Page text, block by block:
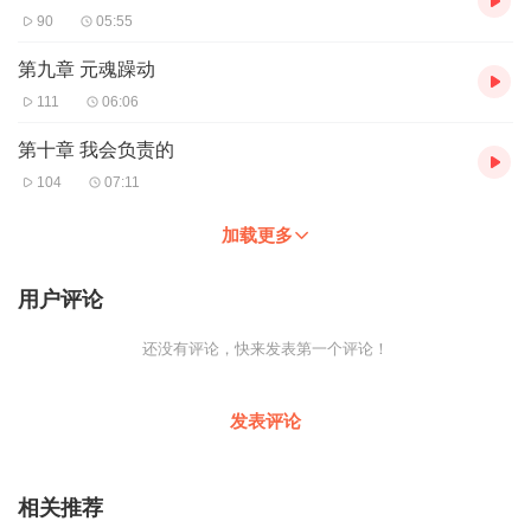
90 05:55
第九章 元魂躁动
111 06:06
第十章 我会负责的
104 07:11
加载更多
用户评论
还没有评论，快来发表第一个评论！
发表评论
相关推荐